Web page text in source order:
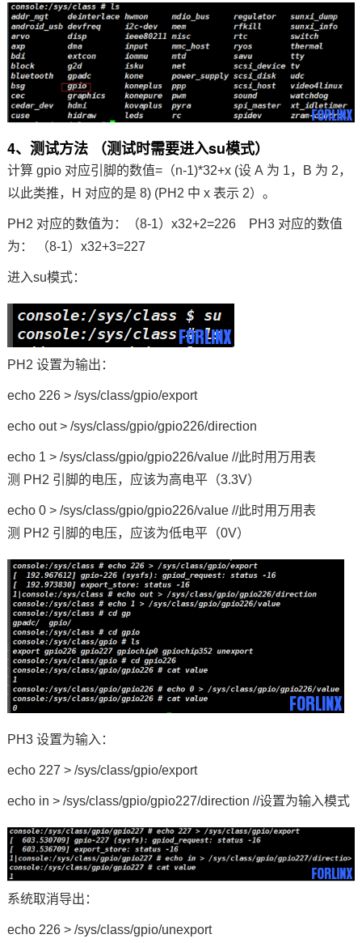
4、测试方法 （测试时需要进入su模式）
计算 gpio 对应引脚的数值=（n-1)*32+x (设 A 为 1，B 为 2，
以此类推，H 对应的是 8) (PH2 中 x 表示 2）。
PH2 对应的数值为：（8-1）x32+2=226 PH3 对应的数值
为： （8-1）x32+3=227
进入su模式：
PH2 设置为输出：
echo 226 > /sys/class/gpio/export
echo out > /sys/class/gpio/gpio226/direction
echo 1 > /sys/class/gpio/gpio226/value //此时用万用表
测 PH2 引脚的电压，应该为高电平（3.3V）
echo 0 > /sys/class/gpio/gpio226/value //此时用万用表
测 PH2 引脚的电压，应该为低电平（0V）
PH3 设置为输入：
echo 227 > /sys/class/gpio/export
echo in > /sys/class/gpio/gpio227/direction //设置为输入模式
系统取消导出：
echo 226 > /sys/class/gpio/unexport